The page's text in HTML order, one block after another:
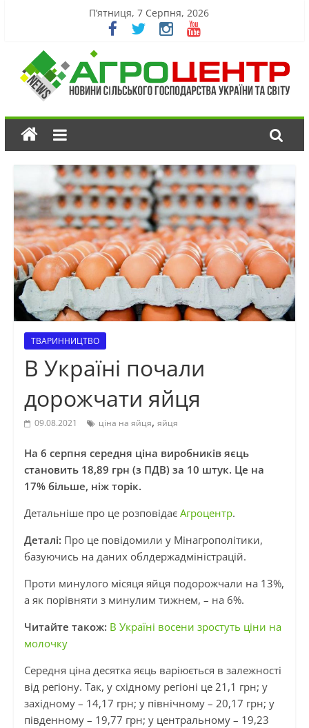
П’ятниця, 7 Серпня, 2026
ТВАРИННИЦТВО
В Україні почали
дорожчати яйця
09.08.2021 ціна на яйця, яйця
На 6 серпня середня ціна виробників яєць
становить 18,89 грн (з ПДВ) за 10 штук. Це на
17% більше, ніж торік.
Детальніше про це розповідає Агроцентр.
Деталі: Про це повідомили у Мінагрополітики,
базуючись на даних облдержадміністрацій.
Проти минулого місяця яйця подорожчали на 13%,
а як порівняти з минулим тижнем, – на 6%.
Читайте також: В Україні восени зростуть ціни на
молочку
Середня ціна десятка яєць варіюється в залежності
від регіону. Так, у східному регіоні це 21,1 грн; у
західному – 14,17 грн; у північному – 20,17 грн; у
південному – 19,77 грн; у центральному – 19,23